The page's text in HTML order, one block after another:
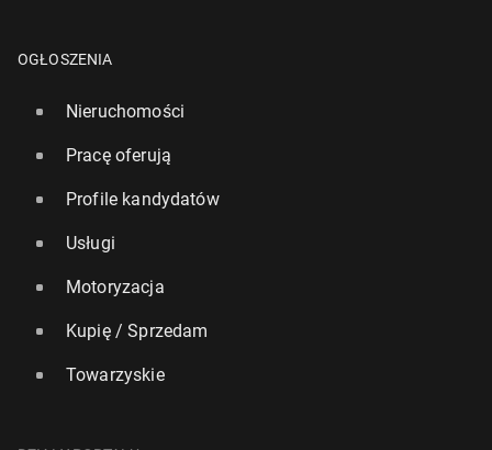
OGŁOSZENIA
Nieruchomości
Pracę oferują
Profile kandydatów
Usługi
Motoryzacja
Kupię / Sprzedam
Towarzyskie